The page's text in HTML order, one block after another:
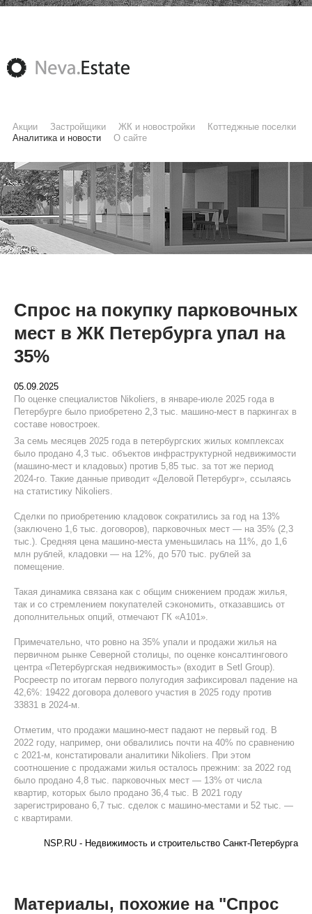
Акции Застройщики ЖК и новостройки
Коттеджные поселки
Аналитика и новости
О сайте
Спрос на покупку парковочных
мест в ЖК Петербурга упал на
35%
05.09.2025
По оценке специалистов Nikoliers, в январе-июле 2025 года в
Петербурге было приобретено 2,3 тыс. машино-мест в паркингах в
составе новостроек.
За семь месяцев 2025 года в петербургских жилых комплексах
было продано 4,3 тыс. объектов инфраструктурной недвижимости
(машино-мест и кладовых) против 5,85 тыс. за тот же период
2024-го. Такие данные приводит «Деловой Петербург», ссылаясь
на статистику Nikoliers.
Сделки по приобретению кладовок сократились за год на 13%
(заключено 1,6 тыс. договоров), парковочных мест — на 35% (2,3
тыс.). Средняя цена машино-места уменьшилась на 11%, до 1,6
млн рублей, кладовки — на 12%, до 570 тыс. рублей за
помещение.
Такая динамика связана как с общим снижением продаж жилья,
так и со стремлением покупателей сэкономить, отказавшись от
дополнительных опций, отмечают ГК «А101».
Примечательно, что ровно на 35% упали и продажи жилья на
первичном рынке Северной столицы, по оценке консалтингового
центра «Петербургская недвижимость» (входит в Setl Group).
Росреестр по итогам первого полугодия зафиксировал падение на
42,6%: 19422 договора долевого участия в 2025 году против
33831 в 2024-м.
Отметим, что продажи машино-мест падают не первый год. В
2022 году, например, они обвалились почти на 40% по сравнению
с 2021-м, констатировали аналитики Nikoliers. При этом
соотношение с продажами жилья осталось прежним: за 2022 год
было продано 4,8 тыс. парковочных мест — 13% от числа
квартир, которых было продано 36,4 тыс. В 2021 году
зарегистрировано 6,7 тыс. сделок с машино-местами и 52 тыс. —
с квартирами.
NSP.RU - Недвижимость и строительство Санкт-Петербурга
Материалы, похожие на "Спрос